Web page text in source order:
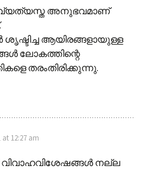
അനുഭവമാണ്
ആയിരങ്ങളായുള്ള
ലോകത്തിന്റെ
തരംതിരിക്കുന്നു.
at 12:27 am
വിവാഹവിശേഷങ്ങൾ നല്ല